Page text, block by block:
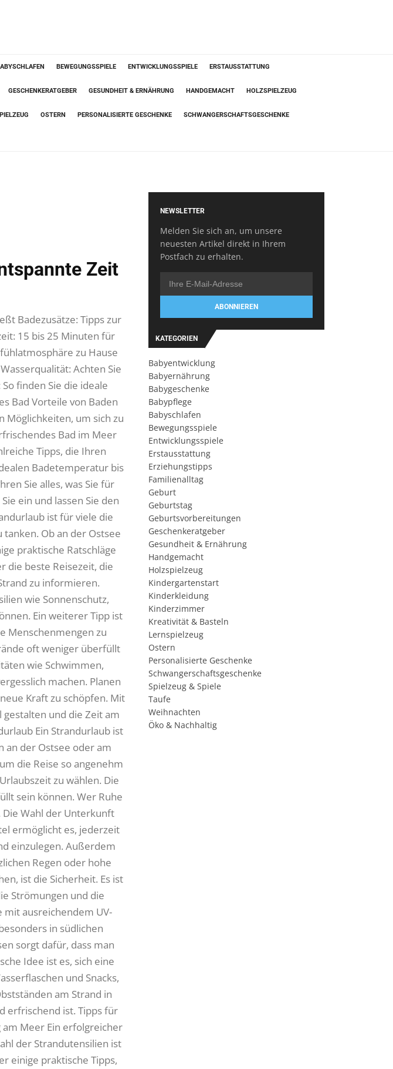
BEWEGUNGSSPIELE ENTWICKLUNGSSPIELE ERSTAUSSTATTUNG
GESCHENKERATGEBER GESUNDHEIT & ERNÄHRUNG HANDGEMACHT HOLZSPIELZEUG
OSTERN PERSONALISIERTE GESCHENKE SCHWANGERSCHAFTSGESCHENKE
Zeit
Badezusätze: Tipps zur
15 bis 25 Minuten für
zu Hause
Achten Sie
finden Sie die ideale
Bad Vorteile von Baden
Möglichkeiten, um sich zu
Bad im Meer
Tipps, die Ihren
Badetemperatur bis
Sie alles, was Sie für
ein und lassen Sie den
ist für viele die
Ob an der Ostsee
praktische Ratschläge
die beste Reisezeit, die
zu informieren.
wie Sonnenschutz,
Ein weiterer Tipp ist
Menschenmengen zu
oft weniger überfüllt
wie Schwimmen,
machen. Planen
Kraft zu schöpfen. Mit
und die Zeit am
Ein Strandurlaub ist
an der Ostsee oder am
die Reise so angenehm
zu wählen. Die
sein können. Wer Ruhe
Wahl der Unterkunft
ermöglicht es, jederzeit
einzulegen. Außerdem
Regen oder hohe
ist die Sicherheit. Es ist
Strömungen und die
ausreichendem UV-
in südlichen
sorgt dafür, dass man
Idee ist es, sich eine
und Snacks,
am Strand in
erfrischend ist. Tipps für
Meer Ein erfolgreicher
der Strandutensilien ist
einige praktische Tipps,
NEWSLETTER
Melden Sie sich an, um unsere
neuesten Artikel direkt in Ihrem
Postfach zu erhalten.
ABONNIEREN
KATEGORIEN
Babyentwicklung
Babyernährung
Babygeschenke
Babypflege
Babyschlafen
Bewegungsspiele
Entwicklungsspiele
Erstausstattung
Erziehungstipps
Familienalltag
Geburt
Geburtstag
Geburtsvorbereitungen
Geschenkeratgeber
Gesundheit & Ernährung
Handgemacht
Holzspielzeug
Kindergartenstart
Kinderkleidung
Kinderzimmer
Kreativität & Basteln
Lernspielzeug
Ostern
Personalisierte Geschenke
Schwangerschaftsgeschenke
Spielzeug & Spiele
Taufe
Weihnachten
Öko & Nachhaltig